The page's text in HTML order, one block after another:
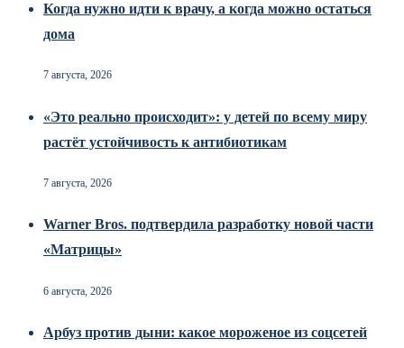
Когда нужно идти к врачу, а когда можно остаться
дома
7 августа, 2026
«Это реально происходит»: у детей по всему миру
растёт устойчивость к антибиотикам
7 августа, 2026
Warner Bros. подтвердила разработку новой части
«Матрицы»
6 августа, 2026
Арбуз против дыни: какое мороженое из соцсетей